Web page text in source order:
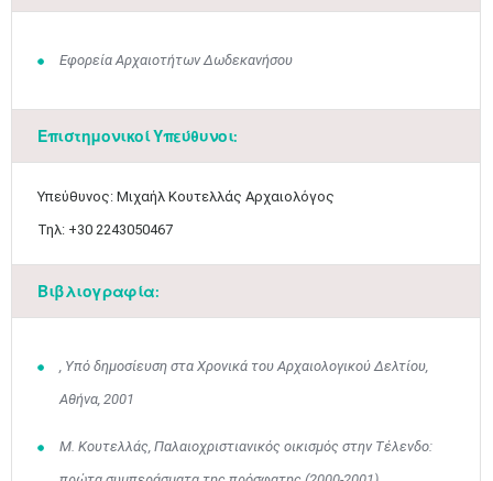
Εφορεία Αρχαιοτήτων Δωδεκανήσου
Επιστημονικοί Υπεύθυνοι:
Υπεύθυνος: Μιχαήλ Κουτελλάς Αρχαιολόγος
Τηλ: +30 2243050467
Βιβλιογραφία:
, Υπό δημοσίευση στα Χρονικά του Αρχαιολογικού Δελτίου,
Αθήνα, 2001
Μ. Κουτελλάς, Παλαιοχριστιανικός οικισμός στην Τέλενδο: